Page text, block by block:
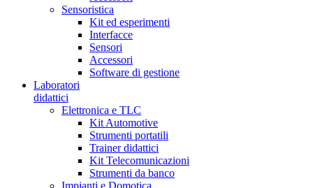
Sensoristica
Kit ed esperimenti
Interfacce
Sensori
Accessori
Software di gestione
Laboratori
didattici
Elettronica e TLC
Kit Automotive
Strumenti portatili
Trainer didattici
Kit Telecomunicazioni
Strumenti da banco
Impianti e Domotica